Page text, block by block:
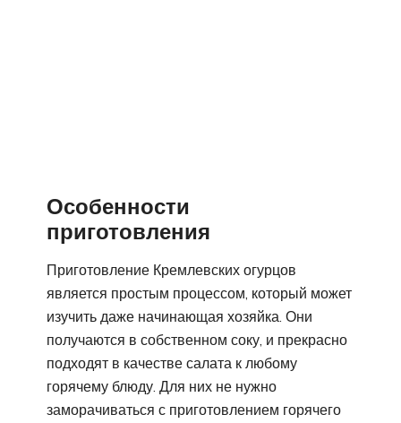
Особенности
приготовления
Приготовление Кремлевских огурцов
является простым процессом, который может
изучить даже начинающая хозяйка. Они
получаются в собственном соку, и прекрасно
подходят в качестве салата к любому
горячему блюду. Для них не нужно
заморачиваться с приготовлением горячего